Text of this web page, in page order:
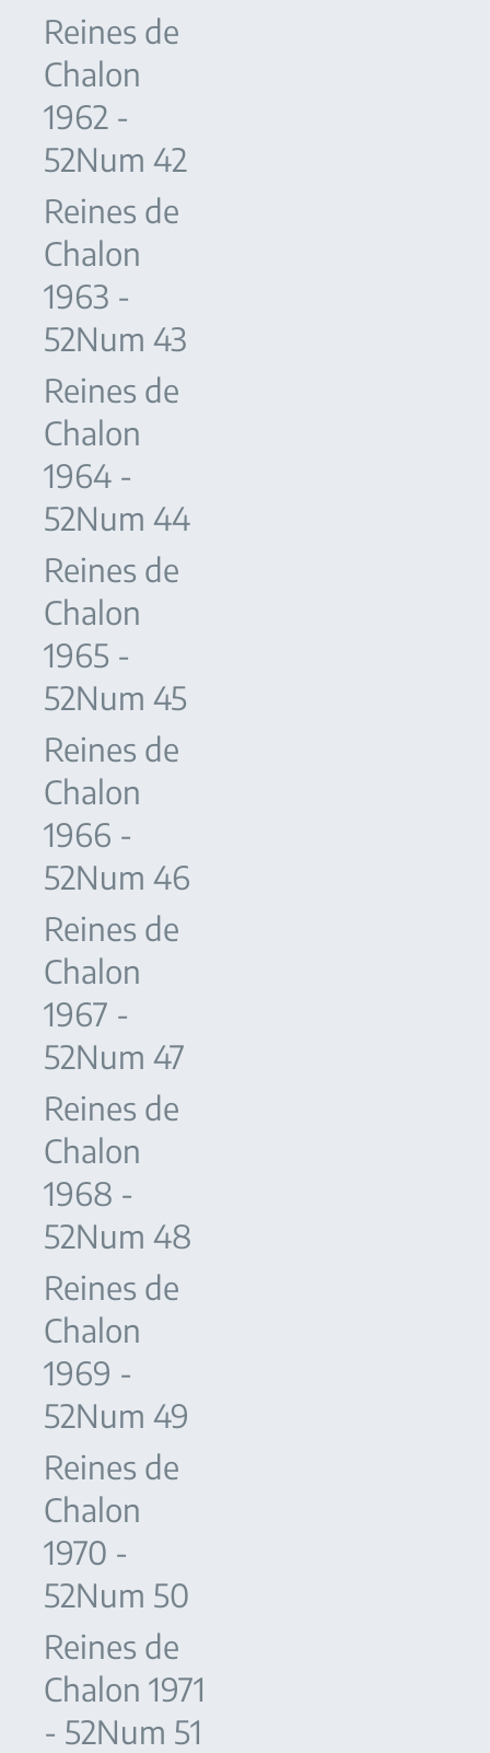
Reines de
Chalon
1962 -
52Num 42
Reines de
Chalon
1963 -
52Num 43
Reines de
Chalon
1964 -
52Num 44
Reines de
Chalon
1965 -
52Num 45
Reines de
Chalon
1966 -
52Num 46
Reines de
Chalon
1967 -
52Num 47
Reines de
Chalon
1968 -
52Num 48
Reines de
Chalon
1969 -
52Num 49
Reines de
Chalon
1970 -
52Num 50
Reines de
Chalon 1971
- 52Num 51